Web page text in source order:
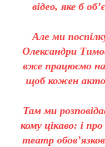
відео, яке б
Але ми
Олександри
вже працюємо
щоб кожен
Там ми
кому цікаво: і
театр